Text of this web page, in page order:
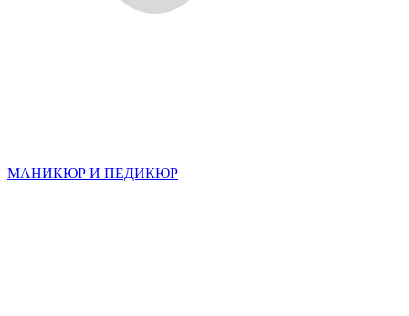
МАНИКЮР И ПЕДИКЮР